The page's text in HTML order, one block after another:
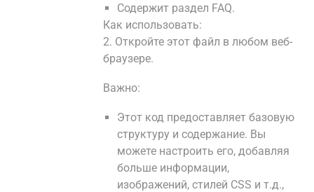
Содержит раздел FAQ.
Как использовать:
2. Откройте этот файл в любом веб-
браузере.
Важно:
Этот код предоставляет базовую
структуру и содержание. Вы
можете настроить его, добавляя
больше информации,
изображений, стилей CSS и т.д.,